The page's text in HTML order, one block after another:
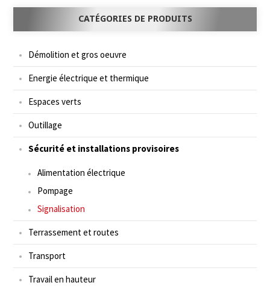
CATÉGORIES DE PRODUITS
Démolition et gros oeuvre
Energie électrique et thermique
Espaces verts
Outillage
Sécurité et installations provisoires
Alimentation électrique
Pompage
Signalisation
Terrassement et routes
Transport
Travail en hauteur